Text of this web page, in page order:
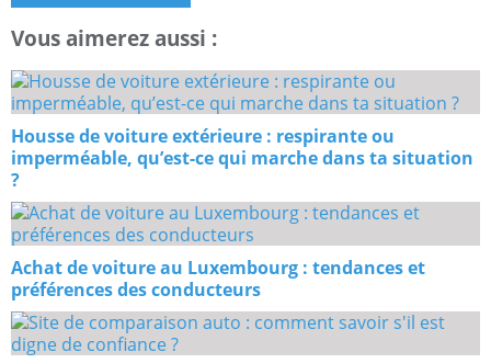
Vous aimerez aussi :
Housse de voiture extérieure : respirante ou
imperméable, qu’est-ce qui marche dans ta situation
?
Achat de voiture au Luxembourg : tendances et
préférences des conducteurs